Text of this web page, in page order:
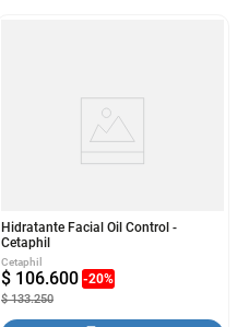
Hidratante Facial Oil Control -
Cetaphil
Cetaphil
$ 106.600 -20%
$ 133.250